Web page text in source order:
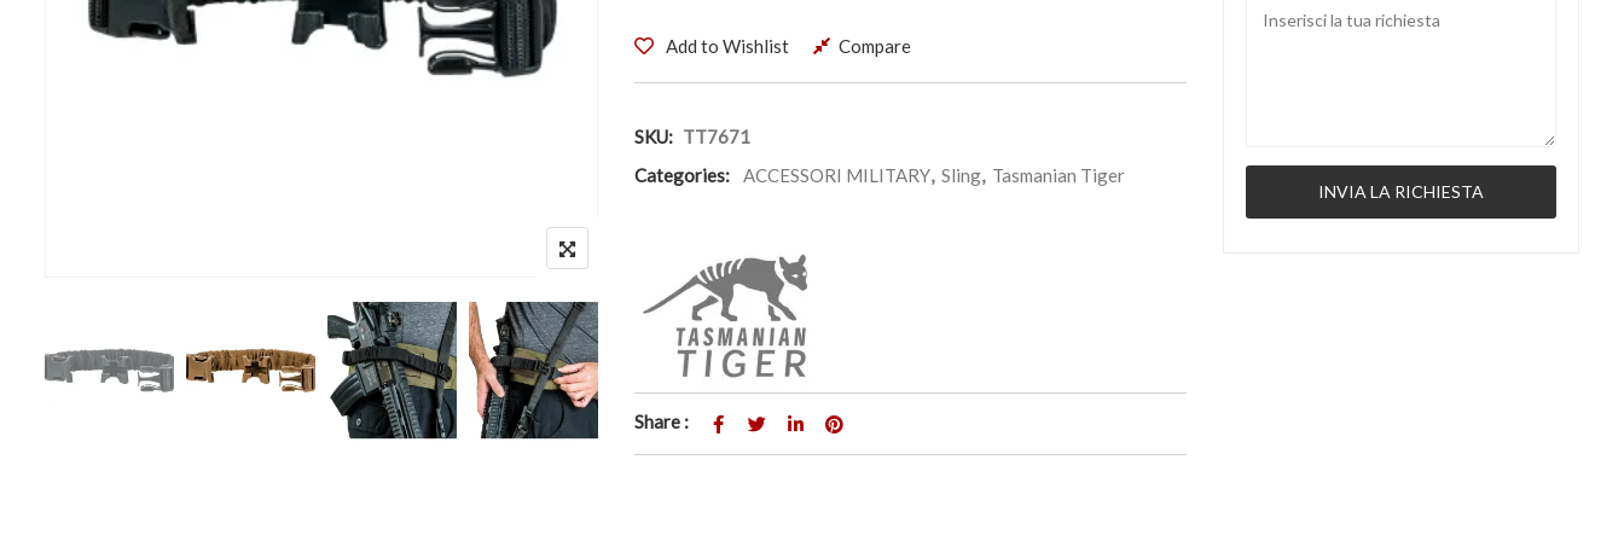
Add to Wishlist Compare
SKU: TT7671
Categories:
ACCESSORI MILITARY, Sling, Tasmanian Tiger
Share :